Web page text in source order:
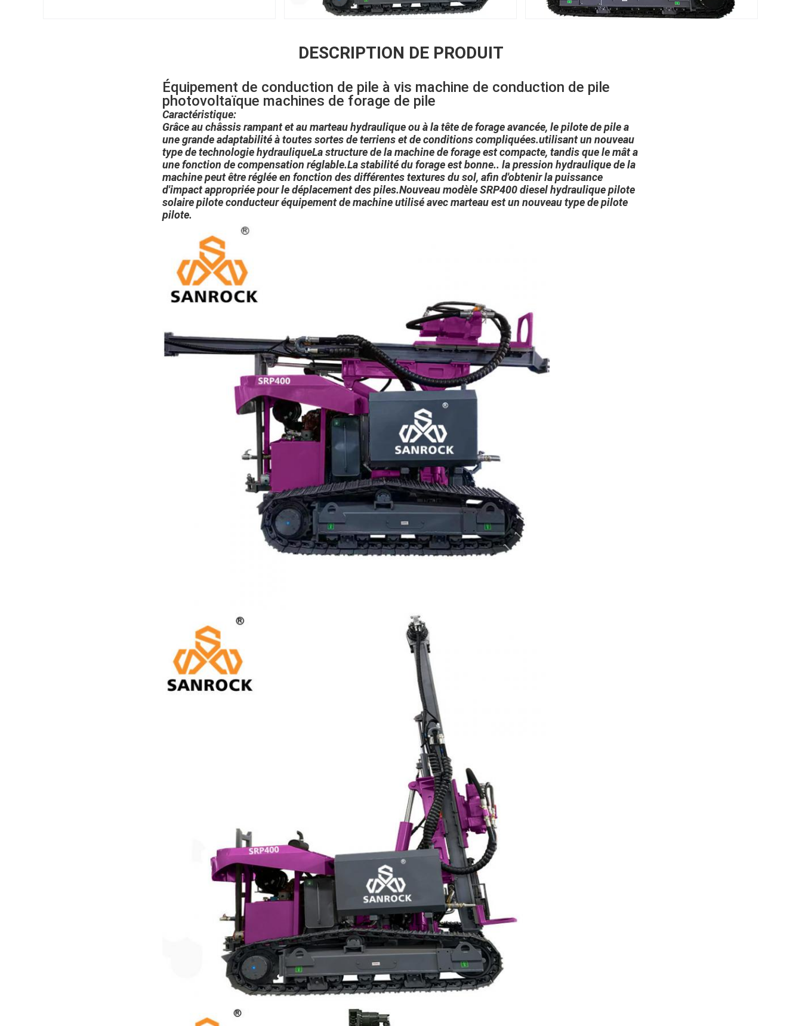
DESCRIPTION DE PRODUIT
Équipement de conduction de pile à vis machine de conduction de pile
photovoltaïque machines de forage de pile
Caractéristique:
Grâce au châssis rampant et au marteau hydraulique ou à la tête de forage avancée, le pilote de pile a
une grande adaptabilité à toutes sortes de terriens et de conditions compliquées.utilisant un nouveau
type de technologie hydrauliqueLa structure de la machine de forage est compacte, tandis que le mât a
une fonction de compensation réglable.La stabilité du forage est bonne.. la pression hydraulique de la
machine peut être réglée en fonction des différentes textures du sol, afin d'obtenir la puissance
d'impact appropriée pour le déplacement des piles.Nouveau modèle SRP400 diesel hydraulique pilote
solaire pilote conducteur équipement de machine utilisé avec marteau est un nouveau type de pilote
pilote.